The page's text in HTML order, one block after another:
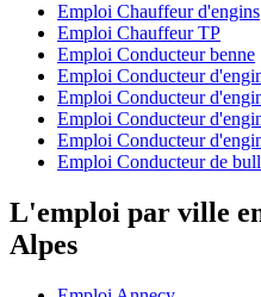
Emploi Chauffeur d'engins
Emploi Chauffeur TP
Emploi Conducteur benne
Emploi Conducteur
Emploi Conducteur
Emploi Conducteur
Emploi Conducteur
Emploi Conducteur de
L'emploi par ville
Alpes